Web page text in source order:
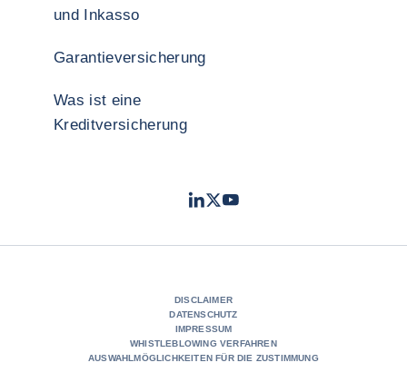
und Inkasso
Garantieversicherung
Was ist eine
Kreditversicherung
LinkedIn
TwitterYouTube
DISCLAIMER
DATENSCHUTZ
IMPRESSUM
WHISTLEBLOWING VERFAHREN
AUSWAHLMÖGLICHKEITEN FÜR DIE ZUSTIMMUNG